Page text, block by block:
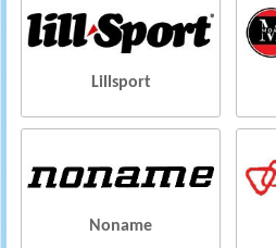
Lillsport
Noname